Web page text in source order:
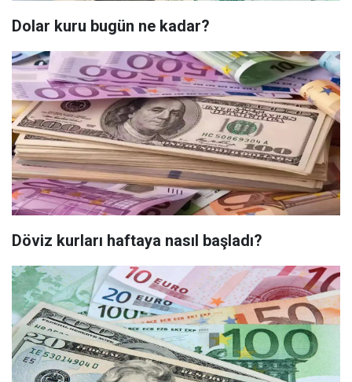
Dolar kuru bugün ne kadar?
Döviz kurları haftaya nasıl başladı?